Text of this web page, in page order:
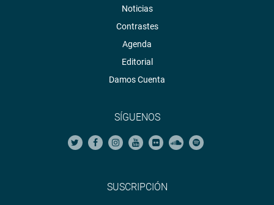
Noticias
Contrastes
Agenda
Editorial
Damos Cuenta
SÍGUENOS
SUSCRIPCIÓN